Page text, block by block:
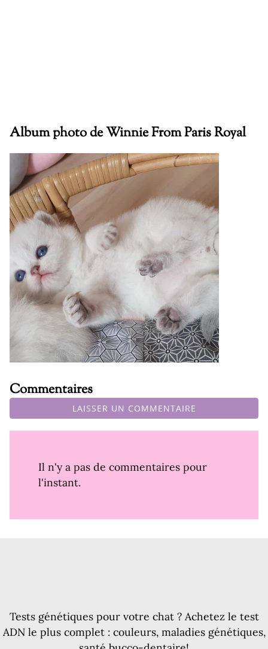
Album photo de Winnie From Paris Royal
Commentaires
LAISSER UN COMMENTAIRE
Il n'y a pas de commentaires pour
l'instant.
Tests génétiques pour votre chat ? Achetez le test
ADN le plus complet : couleurs, maladies génétiques,